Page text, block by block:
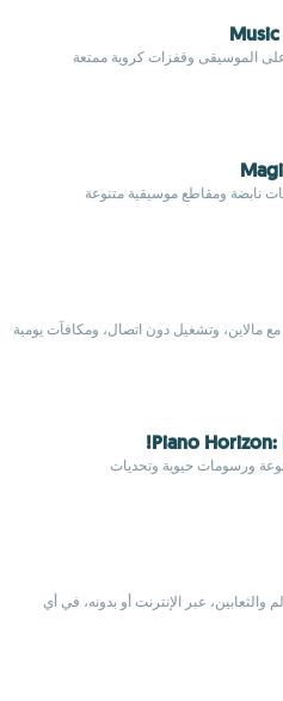
على الموسيقى وقفزات كروية ممتعة
نابضة ومقاطع موسيقية متنوعة
Piano Horizon:
ورسومات حيوية وتحديات
والثعابين، عبر الإنترنت أو بدونه، في أي